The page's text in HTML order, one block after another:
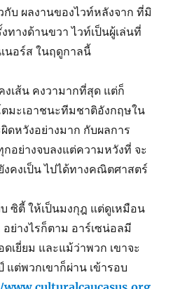
กับ ผลงานของไวท์หลังจาก ที่มิ
ทางด้านขวา ไวท์เป็นผู้เล่นที่
นอร์ส ในฤดูกาลนี้
งเส้น คงวามากที่สุด แต่ก็
มะเอาชนะทีมชาติอังกฤษใน
ดหวังอย่างมาก กับผลการ
อย่างจบลงแต่ความหวังที่ จะ
คงเป็น ไปได้ทางคณิตศาสตร์
ซิตี้ ให้เป็นมงกุฎ แต่ดูเหมือน
ย่างไรก็ตาม อาร์เซน่อลมี
เยี่ยม และแม้ว่าพวก เขาจะ
ต่พวกเขาก็ผ่าน เข้ารอบ